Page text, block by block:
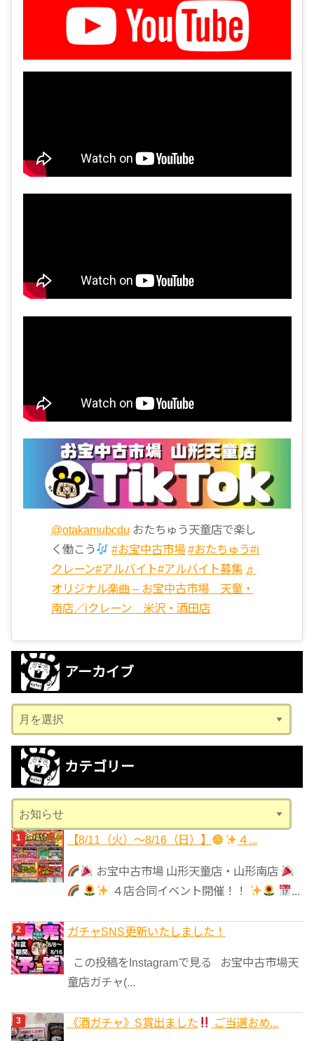
@otakamubcdu おたちゅう天童店で楽し
く働こう
#お宝中古市場 #おたちゅう#i
クレーン#アルバイト#アルバイト募集 ♬
オリジナル楽曲 – お宝中古市場 天童・
南店／iクレーン 米沢・酒田店
アーカイブ
ー
カ
ブ
カテゴリー
テ
ゴ
リ
ー
【8/11（火）～8/16（日）】 ４...
お宝中古市場 山形天童店・山形南店
４店合同イベント開催！！
...
ガチャSNS更新いたしました！
この投稿をInstagramで見る お宝中古市場天
童店ガチャ(...
《酒ガチャ》S賞出ました ご当選おめ...